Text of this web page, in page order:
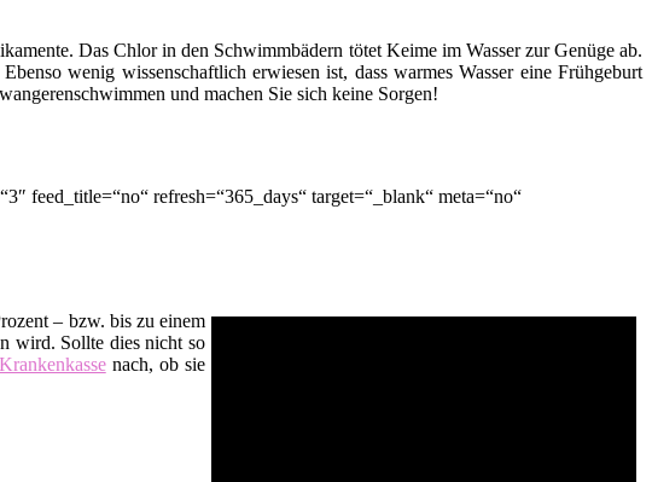
Das Chlor in den Schwimmbädern tötet Keime im Wasser zur Genüge ab.
wenig wissenschaftlich erwiesen ist, dass warmes Wasser eine Frühgeburt
und machen Sie sich keine Sorgen!
feed_title=“no“ refresh=“365_days“ target=“_blank“ meta=“no“
– bzw. bis zu einem
wird. Sollte dies nicht so
nach, ob sie